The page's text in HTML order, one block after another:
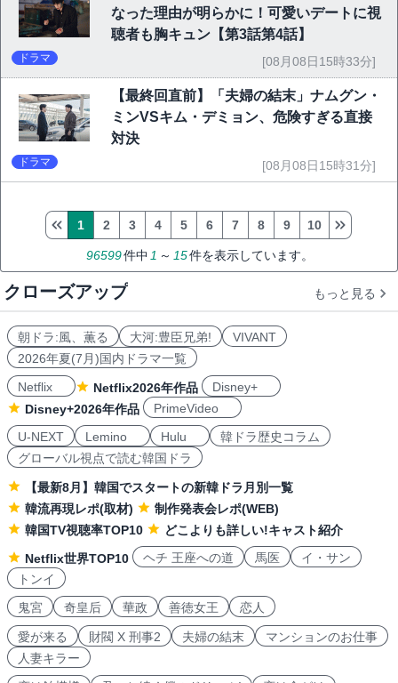
なった理由が明らかに！可愛いデートに視
聴者も胸キュン【第3話第4話】
ドラマ [08月08日15時33分]
【最終回直前】「夫婦の結末」ナムグン・
ミンVSキム・デミョン、危険すぎる直接
対決
ドラマ [08月08日15時31分]
96599件中 1 ～ 15件を表示しています。
1 2 3 4 5 6 7 8 9 10
クローズアップ もっと見る
朝ドラ:風、薫る 大河:豊臣兄弟!
VIVANT
2026年夏(7月)国内ドラマ一覧
Netflix
Netflix2026年作品
Disney+
Disney+2026年作品
PrimeVideo
U-NEXT
Lemino Hulu
韓ドラ歴史コラム
グローバル視点で読む韓国ドラ
【最新8月】韓国でスタートの新韓ドラ月別一覧
韓流再現レポ(取材)
制作発表会レポ(WEB)
韓国TV視聴率TOP10
どこよりも詳しい!キャスト紹介
Netflix世界TOP10
ヘチ 王座への道 馬医
イ・サン
トンイ
鬼宮
奇皇后 華政 善徳女王 恋人
愛が来る 財閥 X 刑事2 夫婦の結末
マンションのお仕事
人妻キラー